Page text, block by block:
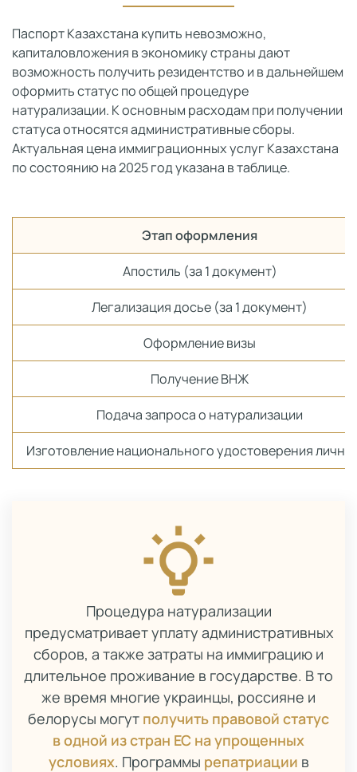
Паспорт Казахстана купить невозможно,
капиталовложения в экономику страны дают
возможность получить резидентство и в дальнейшем
оформить статус по общей процедуре
натурализации. К основным расходам при получении
статуса относятся административные сборы.
Актуальная цена иммиграционных услуг Казахстана
по состоянию на 2025 год указана в таблице.
Этап оформления
Апостиль (за 1 документ)
Легализация досье (за 1 документ)
Оформление визы
Получение ВНЖ
Подача запроса о натурализации
Изготовление национального удостоверения
Процедура натурализации
предусматривает уплату административных
сборов, а также затраты на иммиграцию и
длительное проживание в государстве. В то
же время многие украинцы, россияне и
белорусы могут получить правовой статус
в одной из стран ЕС на упрощенных
условиях. Программы репатриации в